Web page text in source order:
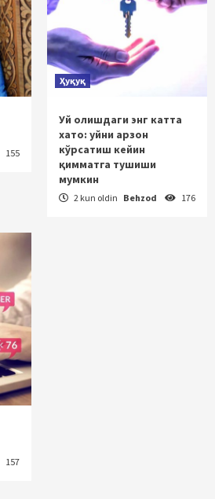
155
Ҳуқуқ
Уй олишдаги энг катта
хато: уйни арзон
кўрсатиш кейин
қимматга тушиши
мумкин
2 kun oldin Behzod 176
157